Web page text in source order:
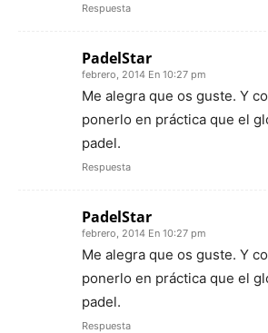
Respuesta
PadelStar
febrero, 2014 En 10:27 pm
Me alegra que os guste. Y
ponerlo en práctica que el
padel.
Respuesta
PadelStar
febrero, 2014 En 10:27 pm
Me alegra que os guste. Y
ponerlo en práctica que el
padel.
Respuesta